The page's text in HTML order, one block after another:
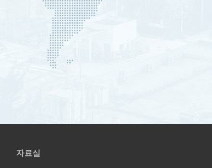
자료실